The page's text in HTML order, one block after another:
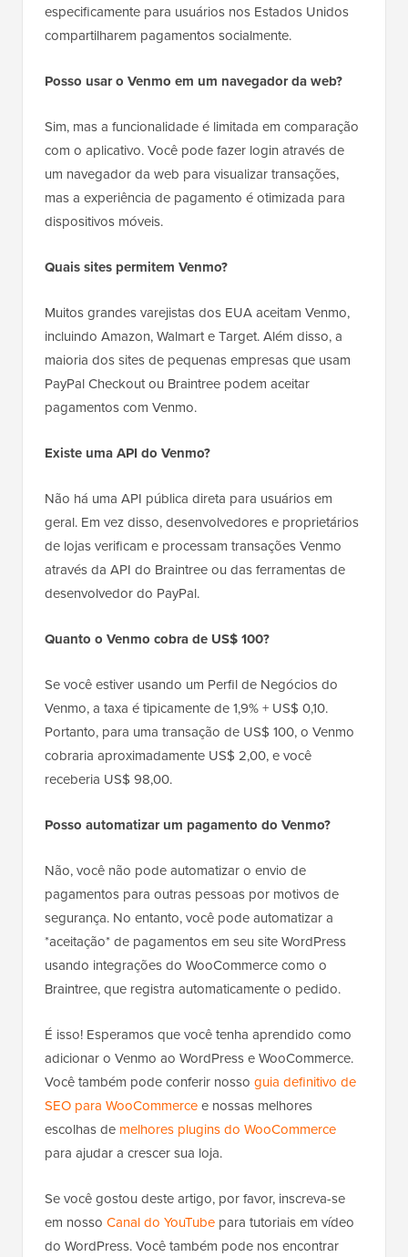
especificamente para usuários nos Estados Unidos
compartilharem pagamentos socialmente.
Posso usar o Venmo em um navegador da web?
Sim, mas a funcionalidade é limitada em comparação
com o aplicativo. Você pode fazer login através de
um navegador da web para visualizar transações,
mas a experiência de pagamento é otimizada para
dispositivos móveis.
Quais sites permitem Venmo?
Muitos grandes varejistas dos EUA aceitam Venmo,
incluindo Amazon, Walmart e Target. Além disso, a
maioria dos sites de pequenas empresas que usam
PayPal Checkout ou Braintree podem aceitar
pagamentos com Venmo.
Existe uma API do Venmo?
Não há uma API pública direta para usuários em
geral. Em vez disso, desenvolvedores e proprietários
de lojas verificam e processam transações Venmo
através da API do Braintree ou das ferramentas de
desenvolvedor do PayPal.
Quanto o Venmo cobra de US$ 100?
Se você estiver usando um Perfil de Negócios do
Venmo, a taxa é tipicamente de 1,9% + US$ 0,10.
Portanto, para uma transação de US$ 100, o Venmo
cobraria aproximadamente US$ 2,00, e você
receberia US$ 98,00.
Posso automatizar um pagamento do Venmo?
Não, você não pode automatizar o envio de
pagamentos para outras pessoas por motivos de
segurança. No entanto, você pode automatizar a
*aceitação* de pagamentos em seu site WordPress
usando integrações do WooCommerce como o
Braintree, que registra automaticamente o pedido.
É isso! Esperamos que você tenha aprendido como
adicionar o Venmo ao WordPress e WooCommerce.
Você também pode conferir nosso guia definitivo de
SEO para WooCommercee nossas melhores
escolhas de melhores plugins do WooCommerce
para ajudar a crescer sua loja.
Se você gostou deste artigo, por favor, inscreva-se
em nosso Canal do YouTube para tutoriais em vídeo
do WordPress. Você também pode nos encontrar